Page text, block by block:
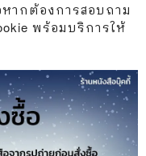
ากต้องการสอบถาม
พร้อมบริการให้